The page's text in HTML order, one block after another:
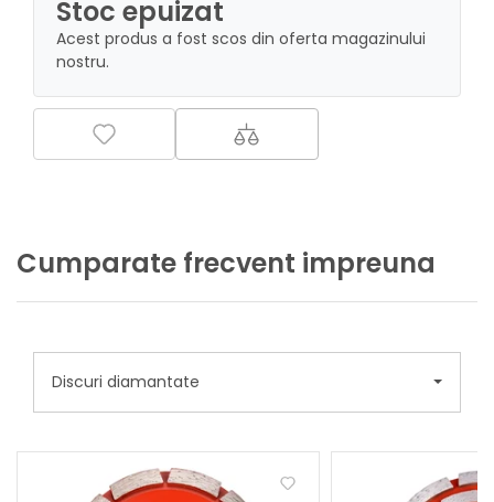
Stoc epuizat
Acest produs a fost scos din oferta magazinului
nostru.
Cumparate frecvent impreuna
Discuri diamantate